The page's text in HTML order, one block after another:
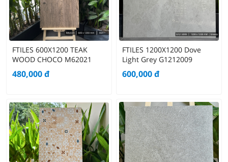
FTILES 600X1200 TEAK
WOOD CHOCO M62021
480,000đ
FTILES 1200X1200 Dove
Light Grey G1212009
600,000đ